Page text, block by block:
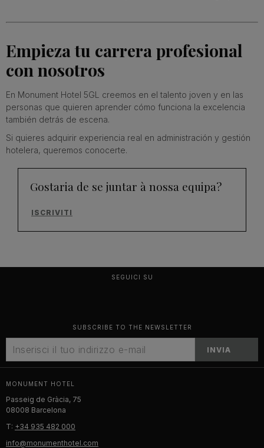
Empieza tu carrera profesional
con nosotros
En Monument Hotel 5GL creemos en el talento joven y en las
personas que quieren aprender cómo funciona la excelencia
también detrás de escena.
Si quieres adquirir experiencia real en administración y gestión
hotelera, queremos conocerte.
Gostaria de se juntar à nossa equipa?
ISCRIVITI
SEGUICI SU
SUBSCRIBE TO THE NEWSLETTER
INVIA
MONUMENT HOTEL
Passeig de Gràcia, 75
08008 Barcelona
T: +34 935 482 000
info@monumenthotel.com